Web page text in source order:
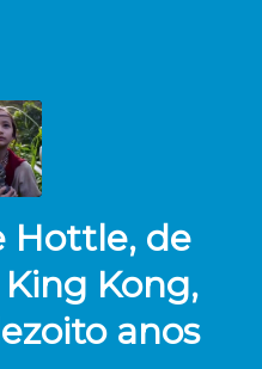
Hottle, de
Kong,
anos